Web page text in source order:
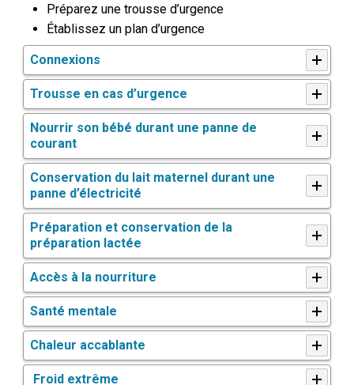
Préparez une trousse d’urgence
Établissez un plan d’urgence
Connexions
Trousse en cas d’urgence
Nourrir son bébé durant une panne de
courant
Conservation du lait maternel durant une
panne d’électricité
Préparation et conservation de la
préparation lactée
Accès à la nourriture
Santé mentale
Chaleur accablante
Froid extrême